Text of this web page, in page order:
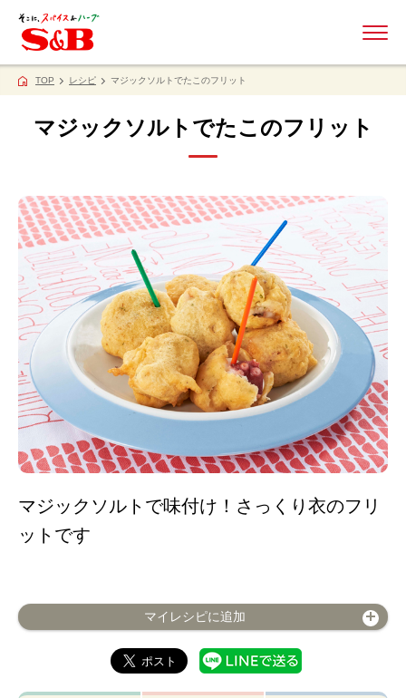
TOP レシピ マジックソルトでたこのフリット
マジックソルトでたこのフリット
マジックソルトで味付け！さっくり衣のフリ
ットです
マイレシピに追加